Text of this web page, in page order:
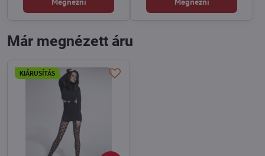
Már megnézett áru
KIÁRUSÍTÁS